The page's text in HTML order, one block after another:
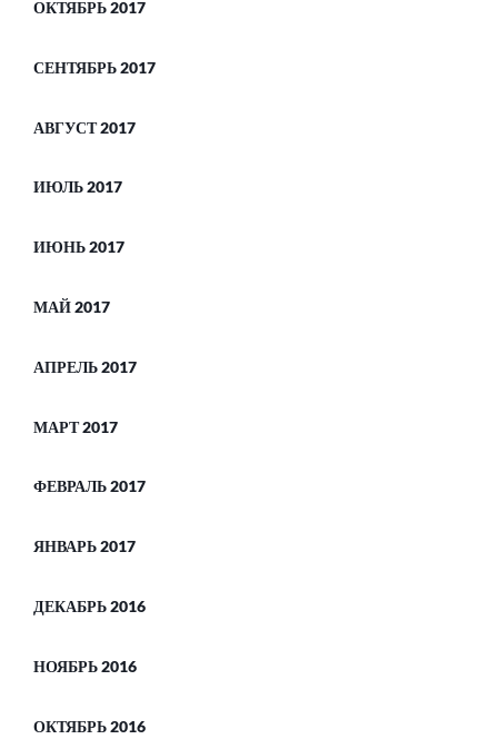
ОКТЯБРЬ 2017
СЕНТЯБРЬ 2017
АВГУСТ 2017
ИЮЛЬ 2017
ИЮНЬ 2017
МАЙ 2017
АПРЕЛЬ 2017
МАРТ 2017
ФЕВРАЛЬ 2017
ЯНВАРЬ 2017
ДЕКАБРЬ 2016
НОЯБРЬ 2016
ОКТЯБРЬ 2016